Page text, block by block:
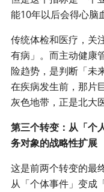
能10年以后会得心脑
传统体检和医疗，关
有病」。而主动健康
险趋势，是判断「未
在疾病发生前，那片
灰色地带，正是北大
第三个转变：从「
务对象的战略性扩展
这是前两个转变的最
从「个体事件」变成